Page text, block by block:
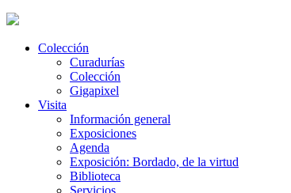
Colección
Curadurías
Colección
Gigapixel
Visita
Información general
Exposiciones
Agenda
Exposición: Bordado, de la virtud
Biblioteca
Servicios